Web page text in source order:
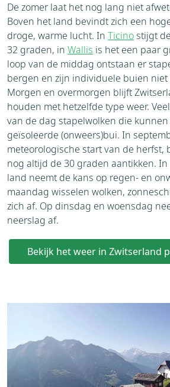
De zomer laat het nog lang niet
Boven het land bevindt zich een
droge, warme lucht. In Ticinostijgt
32 graden, in Wallis is het een paar
loop van de middag ontstaan ​​er
bergen en zijn individuele buien
Morgen en overmorgen blijft
houden met hetzelfde type weer.
van de dag stapelwolken die
geïsoleerde (onweers)bui. In
meteorologische start van de
nog altijd de 30 graden aantikken.
land neemt de kans op regen- en
maandag wisselen wolken,
zich af. Op dinsdag en woensdag
neerslag af.
Bekijk het weer in Zwitserland